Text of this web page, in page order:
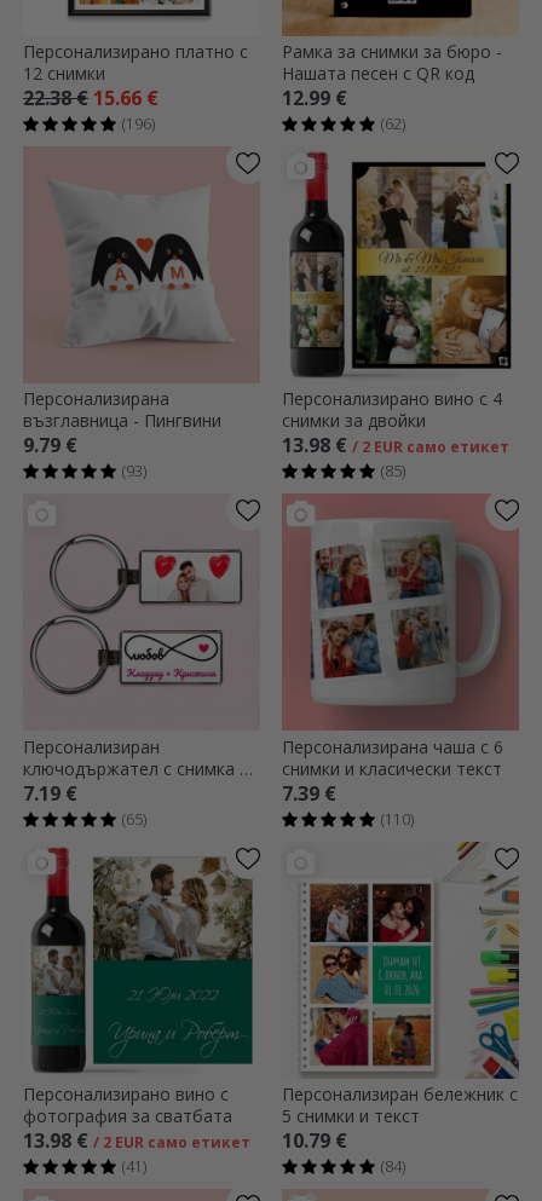
Персонализирано платно с
12 снимки
22.38 € 15.66 €
(196)
Рамка за снимки за бюро -
Нашата песен с QR код
12.99 €
(62)
Персонализирана
възглавница - Пингвини
9.79 €
(93)
Персонализирано вино с 4
снимки за двойки
13.98 € / 2 EUR само етикет
(85)
Персонализиран
ключодържател с снимка и
текст - модел „Безкрайна
любов“
7.19 €
(65)
Персонализирана чаша с 6
снимки и класически текст
7.39 €
(110)
Персонализирано вино с
фотография за сватбата
13.98 € / 2 EUR само етикет
(41)
Персонализиран бележник с
5 снимки и текст
10.79 €
(84)